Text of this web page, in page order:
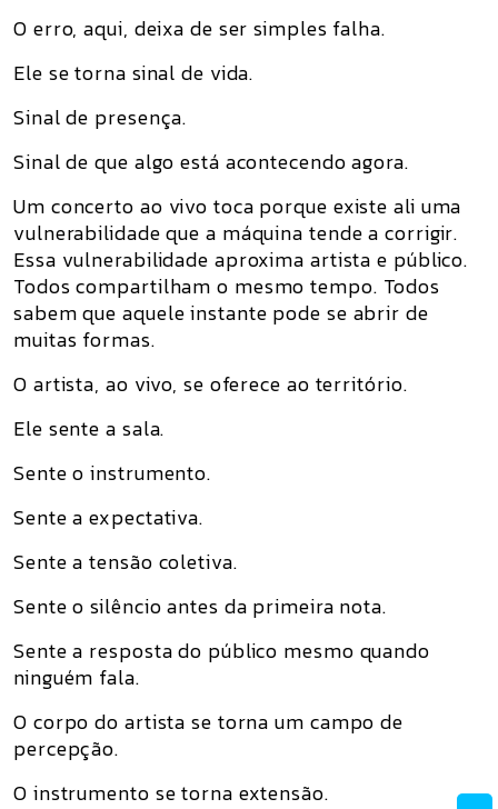
O erro, aqui, deixa de ser simples falha.
Ele se torna sinal de vida.
Sinal de presença.
Sinal de que algo está acontecendo agora.
Um concerto ao vivo toca porque existe ali uma
vulnerabilidade que a máquina tende a corrigir.
Essa vulnerabilidade aproxima artista e público.
Todos compartilham o mesmo tempo. Todos
sabem que aquele instante pode se abrir de
muitas formas.
O artista, ao vivo, se oferece ao território.
Ele sente a sala.
Sente o instrumento.
Sente a expectativa.
Sente a tensão coletiva.
Sente o silêncio antes da primeira nota.
Sente a resposta do público mesmo quando
ninguém fala.
O corpo do artista se torna um campo de
percepção.
O instrumento se torna extensão.